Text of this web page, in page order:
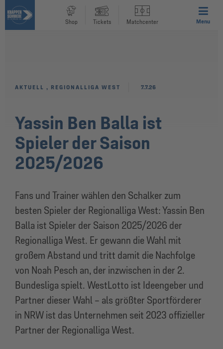
Shop Tickets Matchcenter Menu
Yassin Ben Balla ist
Spieler der Saison
2025/2026
Fans und Trainer wählen den Schalker zum
besten Spieler der Regionalliga West: Yassin Ben
Balla ist Spieler der Saison 2025/2026 der
Regionalliga West. Er gewann die Wahl mit
großem Abstand und tritt damit die Nachfolge
von Noah Pesch an, der inzwischen in der 2.
Bundesliga spielt. WestLotto ist Ideengeber und
Partner dieser Wahl – als größter Sportförderer
in NRW ist das Unternehmen seit 2023 offizieller
Partner der Regionalliga West.
AKTUELL , REGIONALLIGA WEST 7.7.26